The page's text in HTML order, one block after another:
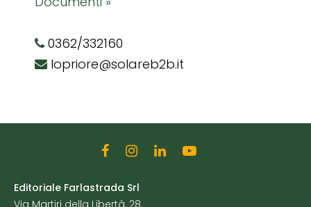
0362/332160
lopriore@solareb2b.it
Editoriale Farlastrada Srl
Via Martiri della Libertà, 28